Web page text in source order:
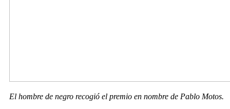
El hombre de negro recogió el premio en nombre de Pablo Motos.